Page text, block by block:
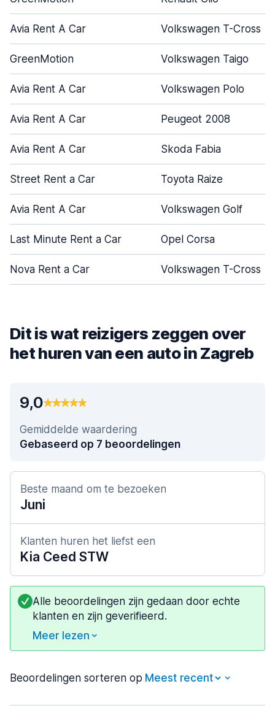
Avia Rent A Car Volkswagen T-Cross
GreenMotion Volkswagen Taigo
Avia Rent A Car Volkswagen Polo
Avia Rent A Car Peugeot 2008
Avia Rent A Car Skoda Fabia
Street Rent a Car Toyota Raize
Avia Rent A Car Volkswagen Golf
Last Minute Rent a Car Opel Corsa
Nova Rent a Car Volkswagen T-Cross
Dit is wat reizigers zeggen over
het huren van een auto in Zagreb
9,0
Gemiddelde waardering
Gebaseerd op 7 beoordelingen
Beste maand om te bezoeken
Juni
Klanten huren het liefst een
Kia Ceed STW
Alle beoordelingen zijn gedaan door echte
klanten en zijn geverifieerd.
Meer lezen
Beoordelingen sorteren op